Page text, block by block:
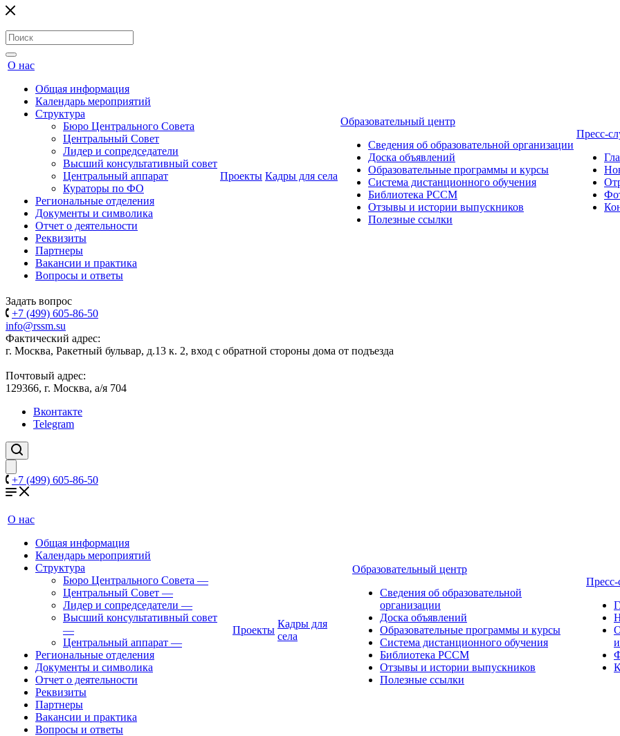
О нас
Общая информация
Календарь мероприятий
Структура
Бюро Центрального Совета
Центральный Совет
Лидер и сопредседатели
Высший консультативный совет
Центральный аппарат
Кураторы по ФО
Региональные отделения
Документы и символика
Отчет о деятельности
Реквизиты
Партнеры
Вакансии и практика
Вопросы и ответы
Проекты Кадры для села
Образовательный центр
Сведения об образовательной организации
Доска объявлений
Образовательные программы и курсы
Система дистанционного обучения
Библиотека РССМ
Отзывы и истории выпускников
Полезные ссылки
Пресс-
Задать вопрос
+7 (499) 605-86-50
info@rssm.su
Фактический адрес:
г. Москва, Ракетный бульвар, д.13 к. 2, вход с обратной стороны дома от подъезда
Почтовый адрес:
129366, г. Москва, а/я 704
Вконтакте
Telegram
+7 (499) 605-86-50
О нас
Общая информация
Календарь мероприятий
Структура
Бюро Центрального Совета —
Центральный Совет —
Лидер и сопредседатели —
Высший консультативный совет
—
Центральный аппарат —
Региональные отделения
Документы и символика
Отчет о деятельности
Реквизиты
Партнеры
Вакансии и практика
Вопросы и ответы
Проекты
Кадры для
села
Образовательный центр
Сведения об образовательной
организации
Доска объявлений
Образовательные программы и курсы
Система дистанционного обучения
Библиотека РССМ
Отзывы и истории выпускников
Полезные ссылки
Пресс-